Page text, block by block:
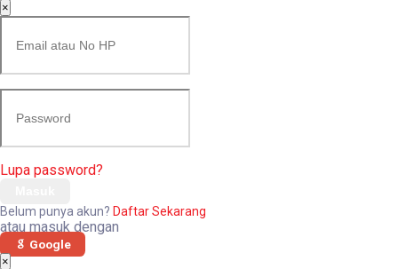
×
Lupa password?
Belum punya akun? Daftar Sekarang
atau masuk dengan
Google
×